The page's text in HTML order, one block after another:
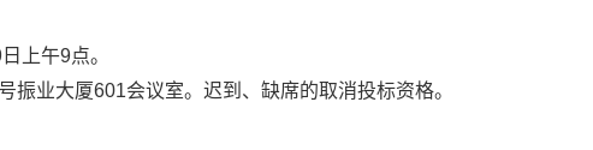
上午9点。
业大厦601会议室。迟到、缺席的取消投标资格。